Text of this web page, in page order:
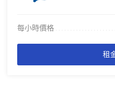
每小時價格
. . . . . . . . . . . . . . . . . . . . . . . . . . . . . . . .
租